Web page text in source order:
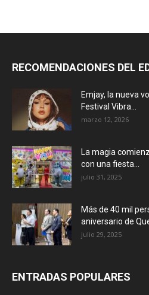
RECOMENDACIONES DEL
Emjay, la nueva
Festival Vibra...
marzo 12, 2026
La magia
con una fiesta...
julio 31, 2025
Más de 40 mil
aniversario de
julio 29, 2025
ENTRADAS POPULARES